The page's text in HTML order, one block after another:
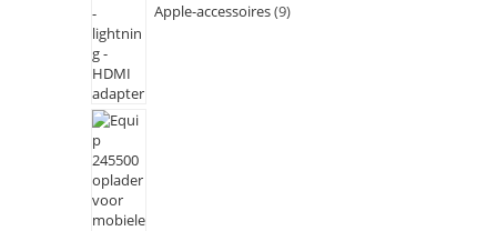
Apple-accessoires 9